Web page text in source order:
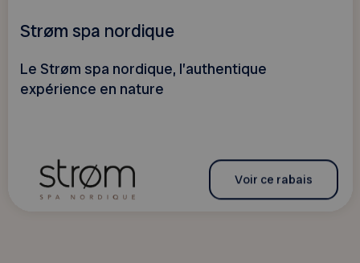
Strøm spa nordique
Le Strøm spa nordique, l’authentique
expérience en nature
Voir ce rabais